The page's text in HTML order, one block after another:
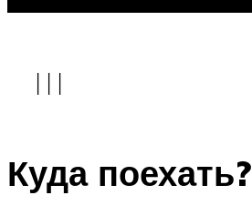
| | |
Куда поехать?